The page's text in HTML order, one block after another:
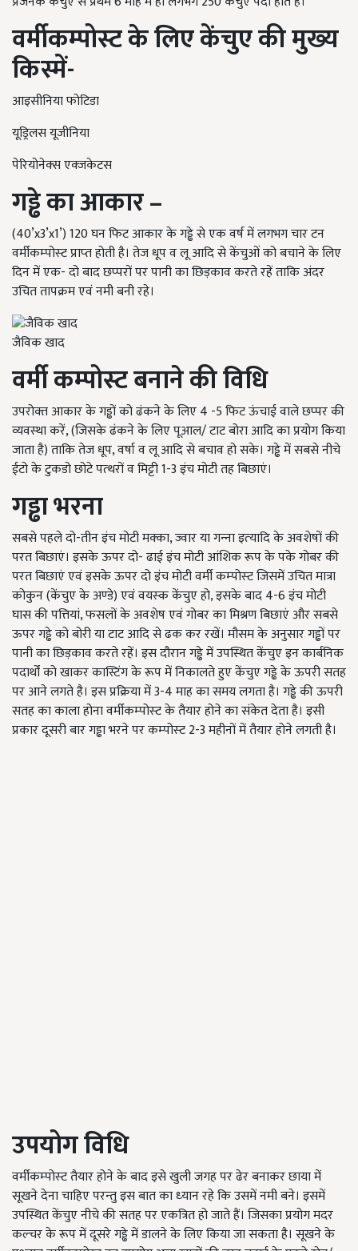
वर्मीकम्‍पोस्‍ट के लिए केंचुए की मुख्‍य
किस्‍में-
आइसीनिया फोटिडा
यूड्रिलस यूजीनिया
पेरियोनेक्‍स एक्‍जकेटस
गड्ढे का आकार –
(40’x3’x1’) 120 घन फिट आकार के गड्ढे से एक वर्ष में लगभग चार टन
वर्मीकम्‍पोस्‍ट प्राप्‍त होती है। तेज धूप व लू आदि से केंचुओं को बचाने के लिए
दिन में एक- दो बाद छप्‍परों पर पानी का छिड़काव करते रहें ताकि अंदर
उचित तापक्रम एवं नमी बनी रहे।
जैविक खाद
वर्मी कम्‍पोस्‍ट बनाने की विधि
उपरोक्‍त आकार के गड्ढों को ढंकने के‍ लिए 4 -5 फिट ऊंचाई वाले छप्‍पर की
व्‍यवस्‍था करें, (जिसके ढंकने के लिए पूआल/ टाट बोरा आदि का प्रयोग किया
जाता है) ताकि तेज धूप, वर्षा व लू आदि से बचाव हो सके। गड्ढे में सबसे नीचे
ईटो के टुकडो छोटे पत्‍थरों व मिट्टी 1-3 इंच मोटी त‍ह बिछाएं।
गड्ढा भरना
सबसे पहले दो-तीन इंच मोटी मक्‍का, ज्‍वार या गन्‍ना इत्‍यादि के अवशेषों की
परत बिछाएं। इसके ऊपर दो- ढाई इंच मोटी आंशिक रूप के पके गोबर की
परत बिछाएं एवं इसके ऊपर दो इंच मोटी वर्मी कम्‍पोस्‍ट जिसमें उचित मात्रा
कोकुन (केंचुए के अण्‍डे) एवं वयस्‍क केंचुए हो, इसके बाद 4-6 इंच मोटी
घास की पत्तियां, फसलों के अवशेष एवं गोबर का मिश्रण बिछाएं और सबसे
ऊपर गड्ढे को बोरी या टाट आदि से ढक कर रखें। मौसम के अनुसार गड्ढों पर
पानी का छिड़काव करते रहें। इस दौरान गड्ढे में उपस्थित केंचुए इन कार्बनिक
पदार्थों को खाकर कास्टिंग के रूप में निकालते हुए केंचुए गड्ढे के ऊपरी सतह
पर आने लगते है। इस प्रक्रिया में 3-4 माह का समय लगता है। गड्ढे की ऊपरी
सतह का काला होना वर्मीकम्‍पोस्‍ट के तैयार होने का संकेत देता है। इसी
प्रकार दूसरी बार गड्ढा भरने पर कम्‍पोस्‍ट 2-3 महीनों में तैयार होने लगती है।
उपयोग विधि
वर्मीकम्‍पोस्‍ट तैयार होने के बाद इसे खुली जगह पर ढेर बनाकर छाया में
सूखने देना चाहिए परन्‍तु इस बात का ध्‍यान रहे कि उसमें नमी बने। इसमें
उपस्थित केंचुए नीचे की सतह पर एकत्रित हो जाते हैं। जिसका प्रयोग मदर
कल्‍चर के रूप में दूसरे गड्ढे में डालने के लिए किया जा सकता है। सूखने के